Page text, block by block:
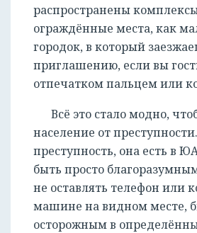
распространены
ограждённые места, как
городок, в который
приглашению, если вы
отпечатком пальцем или
Всё это стало модно,
население от
преступность, она есть в
быть просто
не оставлять телефон или
машине на видном месте,
осторожным в